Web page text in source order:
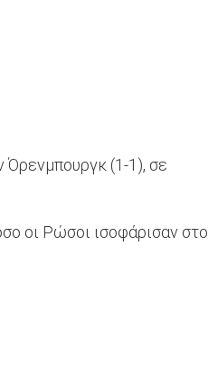
Όρενμπουργκ (1-1), σε
οι Ρώσοι ισοφάρισαν στο